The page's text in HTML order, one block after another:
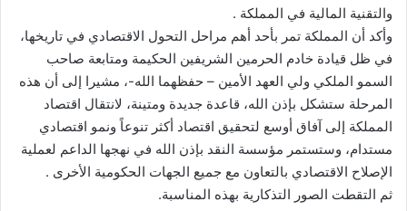
والتقنية المالية في المملكة .
وأكد أن المملكة تمر بأحد أهم مراحل التحول الاقتصادي في تاريخها،
في ظل قيادة خادم الحرمين الشريفين الحكيمة ومتابعة صاحب
السمو الملكي ولي العهد الأمين – حفظهما الله-، مشيرا إلى أن هذه
المرحلة ستشكل بإذن الله، قاعدة جديدة ومتينة، لانتقال اقتصاد
المملكة إلى آفاق أوسع لتحقيق اقتصاد أكثر تنوعاً ونمو اقتصادي
مستدام، وستستمر مؤسسة النقد بإذن الله في نهجها الداعم لعملية
الإصلاح الاقتصادي بالتعاون مع جميع الجهات الحكومية الأخرى .
ثم التقطت الصور التذكارية بهذه المناسبة.